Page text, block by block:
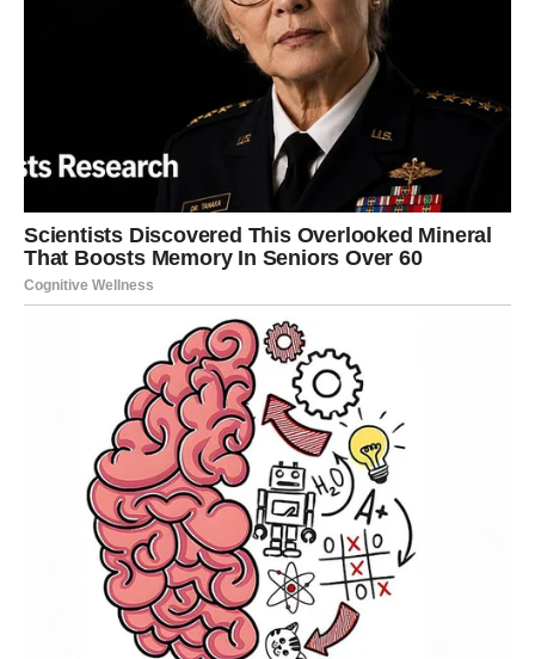
službenici su je nazvali Jenny. Od tada do danas, Jeanne se
smatra jednim od najgorih slučajeva zlostavljanja djece u
Sjedinjenim Državama. Godinama je Jenny bila zatvorena,
noseći korzet koji joj je napravio njezin otac. Zabranio joj je da
plače, govori, ispušta zvukove i hoda.